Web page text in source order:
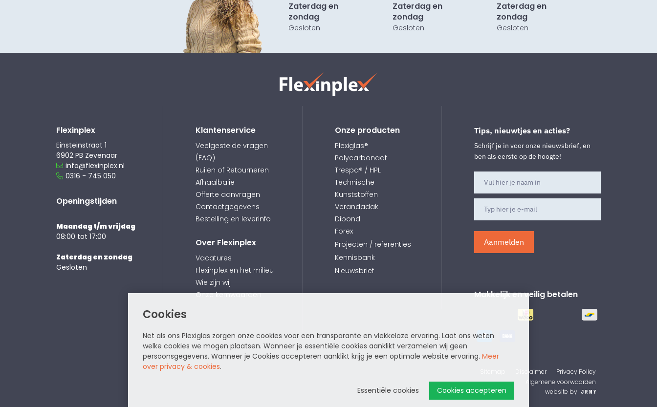
Cookies
Net als ons Plexiglas zorgen onze cookies voor een transparante en vlekkeloze ervaring. Laat ons weten
welke cookies we mogen plaatsen. Wanneer je essentiële cookies aanklikt verzamelen wij geen
persoonsgegevens. Wanneer je Cookies accepteren aanklikt krijg je een optimale website ervaring. Meer
over privacy & cookies.
Cookies accepteren
Essentiële cookies
Zaterdag en
zondag
Gesloten
Zaterdag en
zondag
Gesloten
Zaterdag en
zondag
Gesloten
Flexinplex
Einsteinstraat 1
6902 PB Zevenaar
info@flexinplex.nl
0316 - 745 050
Openingstijden
Maandag t/m vrijdag
08:00 tot 17:00
Zaterdag en zondag
Gesloten
Klantenservice
Veelgestelde vragen
(FAQ)
Ruilen of Retourneren
Afhaalbalie
Offerte aanvragen
Contactgegevens
Bestelling en leverinfo
Over Flexinplex
Vacatures
Flexinplex en het milieu
Wie zijn wij
Onze kernwaarden
Onze producten
Plexiglas®
Polycarbonaat
Trespa® / HPL
Technische
Kunststoffen
Verandadak
Dibond
Forex
Projecten / referenties
Kennisbank
Nieuwsbrief
Tips, nieuwtjes en acties?
Schrijf je in voor onze nieuwsbrief, en
ben als eerste op de hoogte!
Aanmelden
Makkelijk en veilig betalen
Disclaimer
Privacy Policy
Algemene voorwaarden
website by